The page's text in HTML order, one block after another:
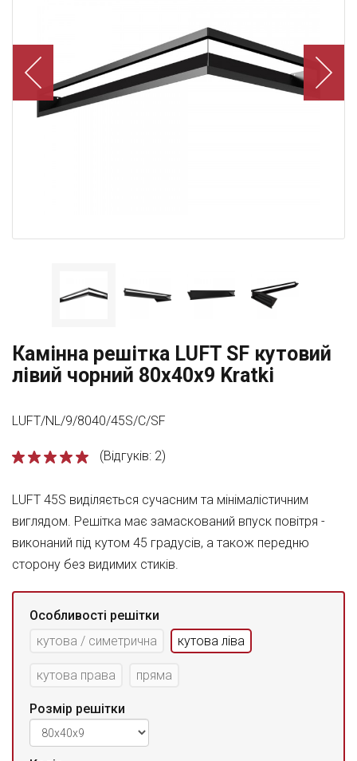
Камінна решітка LUFT SF кутовий
лівий чорний 80x40x9 Kratki
LUFT/NL/9/8040/45S/C/SF
(Відгуків: 2)
LUFT 45S виділяється сучасним та мінімалістичним
виглядом. Решітка має замаскований впуск повітря -
виконаний під кутом 45 градусів, а також передню
сторону без видимих стиків.
Особливості решітки
кутова / симетрична
кутова ліва
кутова права пряма
Розмір решітки